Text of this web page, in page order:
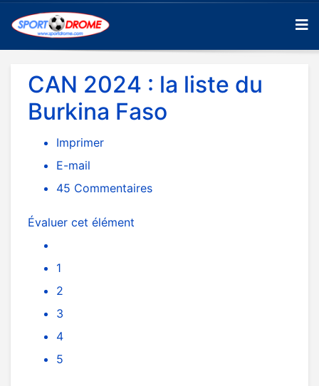
CAN 2024 : la liste du
Burkina Faso
Imprimer
E-mail
45 Commentaires
Évaluer cet élément
1
2
3
4
5